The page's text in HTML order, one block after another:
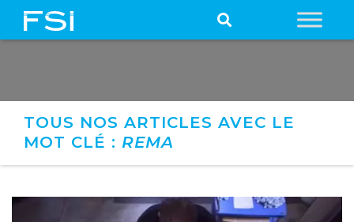
TOUS NOS ARTICLES AVEC LE
MOT CLÉ : REMA